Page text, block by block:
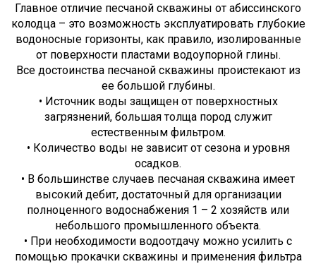
Главное отличие песчаной скважины от абиссинского
колодца – это возможность эксплуатировать глубокие
водоносные горизонты, как правило, изолированные
от поверхности пластами водоупорной глины.
Все достоинства песчаной скважины проистекают из
ее большой глубины.
• Источник воды защищен от поверхностных
загрязнений, большая толща пород служит
естественным фильтром.
• Количество воды не зависит от сезона и уровня
осадков.
• В большинстве случаев песчаная скважина имеет
высокий дебит, достаточный для организации
полноценного водоснабжения 1 – 2 хозяйств или
небольшого промышленного объекта.
• При необходимости водоотдачу можно усилить с
помощью прокачки скважины и применения фильтра